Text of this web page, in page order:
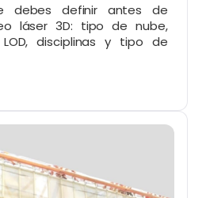
debes definir antes de
láser 3D: tipo de nube,
LOD, disciplinas y tipo de